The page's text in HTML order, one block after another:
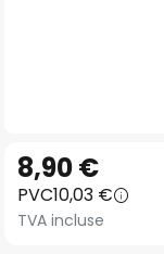
to
the
beginning
8,90 €
PVC10,03 €
TVA incluse